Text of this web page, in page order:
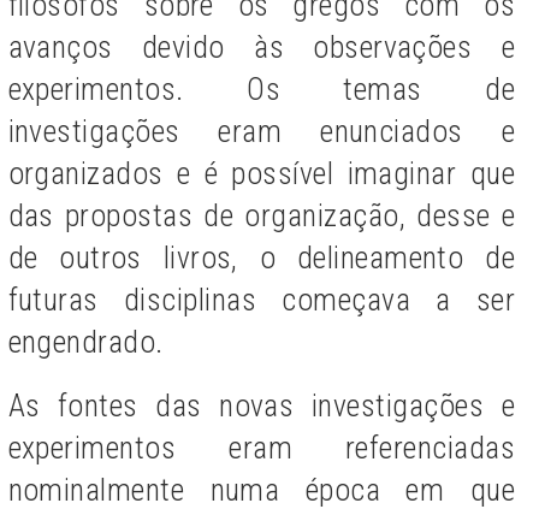
avanços devido às observações e
experimentos. Os temas de
investigações eram enunciados e
organizados e é possível imaginar que
das propostas de organização, desse e
de outros livros, o delineamento de
futuras disciplinas começava a ser
engendrado.
As fontes das novas investigações e
experimentos eram referenciadas
nominalmente numa época em que